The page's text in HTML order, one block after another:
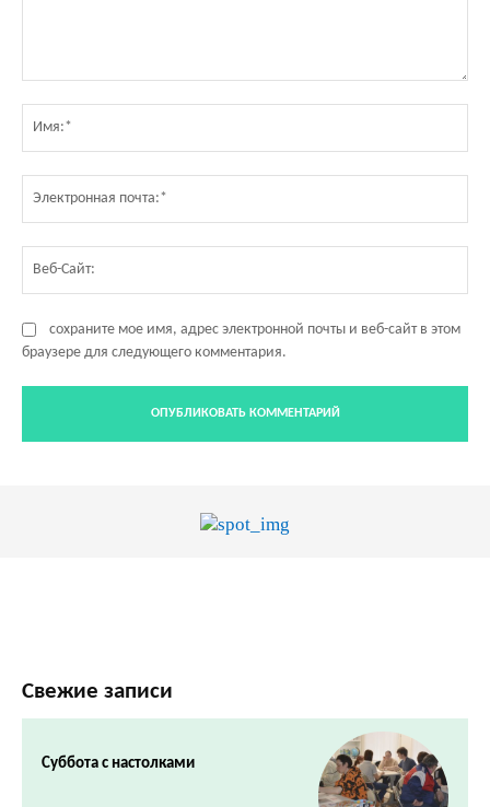
сохраните мое имя, адрес электронной почты и веб-сайт в этом
браузере для следующего комментария.
Свежие записи
Суббота с настолками